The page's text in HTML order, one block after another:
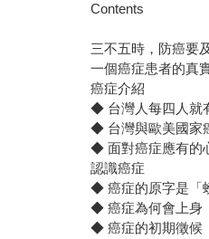
Contents
三不五時，防癌要
一個癌症患者的真
癌症介紹
◆ 台灣人每四人就
◆ 台灣與歐美國家
◆ 面對癌症應有的
認識癌症
◆ 癌症的原字是「
◆ 癌症為何會上身
◆ 癌症的初期徵候